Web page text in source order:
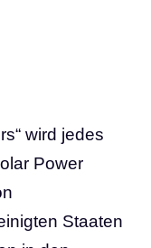
wird jedes
Power
Staaten